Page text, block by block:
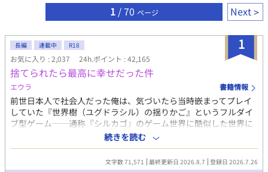
1/ 70 ページ Next
1
長編 連載中 R18
お気に入り : 2,037 24h.ポイント : 42,165
捨てられたら最高に幸せだった件
エウラ 書籍情報
前世日本人で社会人だった俺は、気づいたら当時嵌まってプレイ
していた『世界樹（ユグドラシル）の揺りかご』というフルダイ
ブ型ゲーム──通称『シルカゴ』のゲーム世界に酷似した世界に
転生していた。 冒険者として組んでいた幼馴染で恋人だった男に
裏切られ、迷宮（ダンジョン）の危険地帯に捨て置かれたときに
前世を思い出したおかげで九死に一生を得る。 このとき偶然助け
てくれた竜人の冒険者に一緒にパーティーを組むことを提案さ
続きを読む
文字数 71,571 最終更新日 2026.8.7 登録日 2026.7.26